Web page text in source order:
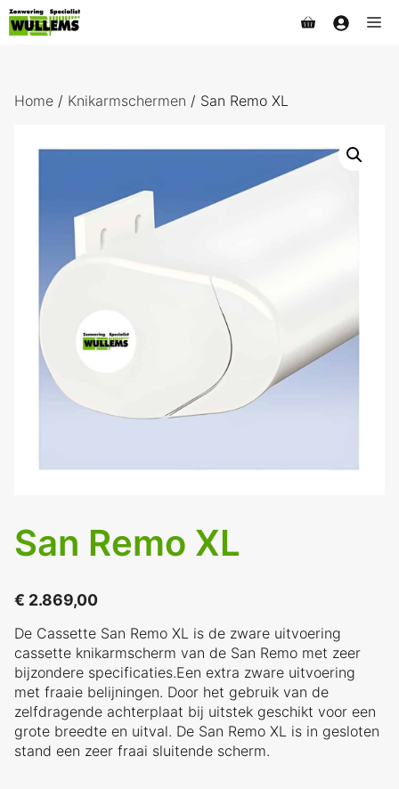
Ga
naar
Home / Knikarmschermen / San Remo XL
San Remo XL
€ 2.869,00
De Cassette San Remo XL is de zware uitvoering
cassette knikarmscherm van de San Remo met zeer
bijzondere specificaties.Een extra zware uitvoering
met fraaie belijningen. Door het gebruik van de
zelfdragende achterplaat bij uitstek geschikt voor een
grote breedte en uitval. De San Remo XL is in gesloten
stand een zeer fraai sluitende scherm.